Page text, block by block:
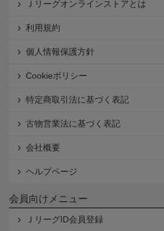
Ｊリーグオンラインストアとは
利用規約
個人情報保護方針
Cookieポリシー
特定商取引法に基づく表記
古物営業法に基づく表記
会社概要
ヘルプページ
会員向けメニュー
ＪリーグID会員登録